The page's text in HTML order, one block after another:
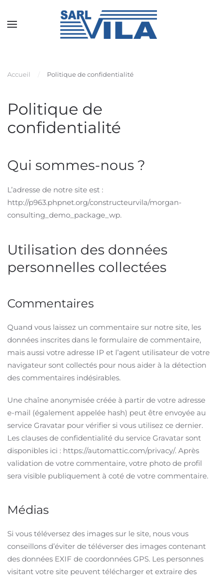
Accueil Politique de confidentialité
Politique de
confidentialité
Qui sommes-nous ?
L’adresse de notre site est :
http://p963.phpnet.org/constructeurvila/morgan-
consulting_demo_package_wp.
Utilisation des données
personnelles collectées
Commentaires
Quand vous laissez un commentaire sur notre site, les
données inscrites dans le formulaire de commentaire,
mais aussi votre adresse IP et l’agent utilisateur de votre
navigateur sont collectés pour nous aider à la détection
des commentaires indésirables.
Une chaîne anonymisée créée à partir de votre adresse
e-mail (également appelée hash) peut être envoyée au
service Gravatar pour vérifier si vous utilisez ce dernier.
Les clauses de confidentialité du service Gravatar sont
disponibles ici : https://automattic.com/privacy/. Après
validation de votre commentaire, votre photo de profil
sera visible publiquement à coté de votre commentaire.
Médias
Si vous téléversez des images sur le site, nous vous
conseillons d’éviter de téléverser des images contenant
des données EXIF de coordonnées GPS. Les personnes
visitant votre site peuvent télécharger et extraire des